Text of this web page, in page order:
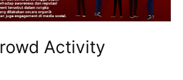
Activity